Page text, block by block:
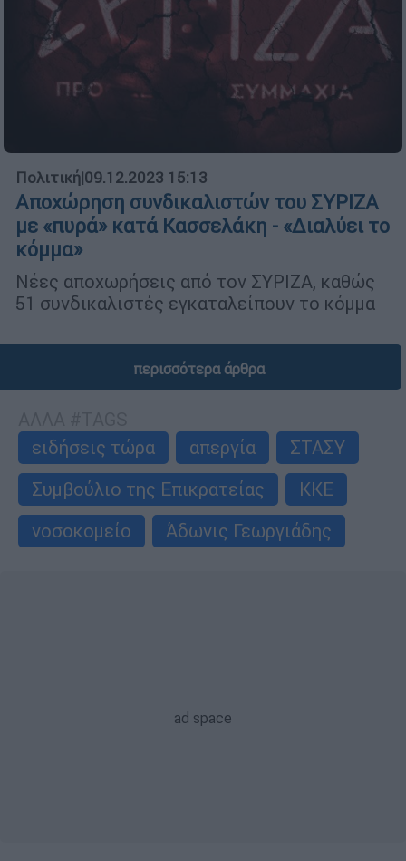
Πολιτική|09.12.2023 15:13
Αποχώρηση συνδικαλιστών του ΣΥΡΙΖΑ
με «πυρά» κατά Κασσελάκη - «Διαλύει το
κόμμα»
Νέες αποχωρήσεις από τον ΣΥΡΙΖΑ, καθώς
51 συνδικαλιστές εγκαταλείπουν το κόμμα
περισσότερα άρθρα
ειδήσεις τώρα
απεργία
ΣΤΑΣΥ
Συμβούλιο της Επικρατείας
ΚΚΕ
νοσοκομείο
Άδωνις Γεωργιάδης